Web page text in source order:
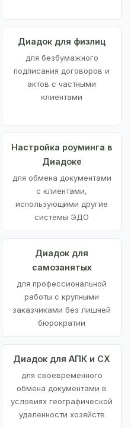
Диадок для физлиц
для безбумажного
подписания договоров и
актов с частными
клиентами
Настройка роуминга в
Диадоке
для обмена документами
с клиентами,
использующими другие
системы ЭДО
Диадок для
самозанятых
для профессиональной
работы с крупными
заказчиками без лишней
бюрократии
Диадок для АПК и СХ
для своевременного
обмена документами в
условиях географической
удаленности хозяйств